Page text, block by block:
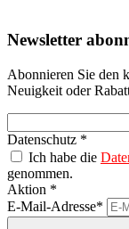
Newsletter
Abonnieren Sie den
Neuigkeit oder
Datenschutz *
Ich habe die
genommen.
Aktion *
E-Mail-Adresse*